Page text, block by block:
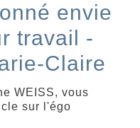
envie
travail -
Claire
WEISS, vous
sur l'égo